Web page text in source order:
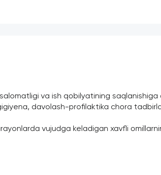
va ish qobilyatining
davolash-profilaktika chora
vujudga keladigan xavfli